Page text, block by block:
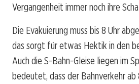
Vergangenheit immer noch ihre
Die Evakuierung muss bis 8 Uhr
das sorgt für etwas Hektik in den
Auch die S-Bahn-Gleise liegen im
bedeutet, dass der Bahnverkehr